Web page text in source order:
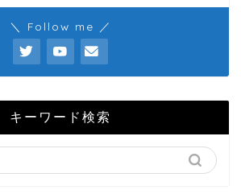
＼ Follow me ／
キーワード検索